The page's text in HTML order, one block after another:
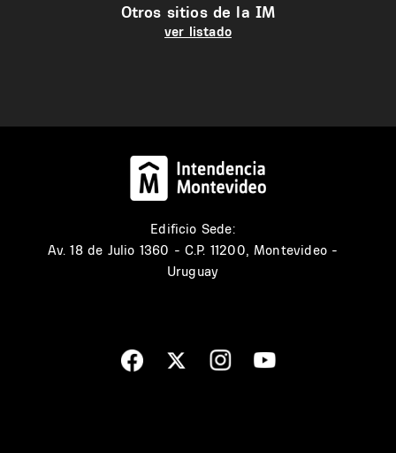
Otros sitios de la IM
ver listado
Edificio Sede:
Av. 18 de Julio 1360 - C.P. 11200, Montevideo -
Uruguay